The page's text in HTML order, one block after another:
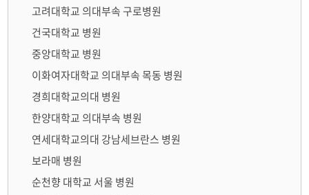
고려대학교 의대부속 구로병원
건국대학교 병원
중앙대학교 병원
이화여자대학교 의대부속 목동 병원
경희대학교의대 병원
한양대학교 의대부속 병원
연세대학교의대 강남세브란스 병원
보라매 병원
순천향 대학교 서울 병원